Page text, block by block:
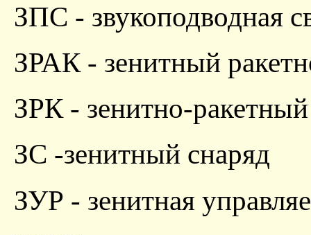
ЗПС - звукоподводная
ЗРАК - зенитный
ЗРК - зенитно-
ЗС -зенитный снаряд
ЗУР - зенитная